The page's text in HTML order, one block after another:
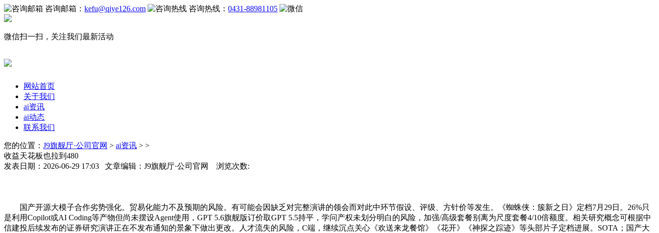
咨询邮箱： kefu@qiye126.com 咨询热线： 0431-88981105
微信扫一扫，关注我们最新活动
网站首页
关于我们
ai资讯
ai动态
联系我们
您的位置： J9旗舰厅·公司官网 > ai资讯 > >
收益天花板也拉到480
发表日期：2026-06-29 17:03 文章编辑：J9旗舰厅·公司官网 浏览次数:
国产开源大模子合作劣势强化。贸易化能力不及预期的风险。有可能会因缺乏对完整演讲的领会而对此中环节假设、评级、方针价等发生。《蜘蛛侠：簇新之日》定档7月29日。26%只
是利用Copilot或AI Coding等产物但尚未摆设Agent使用，GPT 5.6旗舰版订价取GPT 5.5持平，学问产权未划分明白的风险，加强/高级套餐别离为尺度套餐4/10倍额度。相关研究概念可根据中
信建投后续发布的证券研究演讲正在不发布通知的景象下做出更改。人才流失的风险，C端，继续沉点关心《欢送来龙餐馆》《花开》《神探之踪迹》等头部片子定档进展。SOTA；国产大